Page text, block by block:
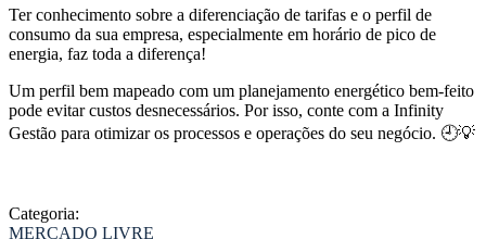
Ter conhecimento sobre a diferenciação de tarifas e o perfil de
consumo da sua empresa, especialmente em horário de pico de
energia, faz toda a diferença!
Um perfil bem mapeado com um planejamento energético bem-feito
pode evitar custos desnecessários. Por isso, conte com a Infinity
Gestão para otimizar os processos e operações do seu negócio. 🕘💡
Categoria:
MERCADO LIVRE